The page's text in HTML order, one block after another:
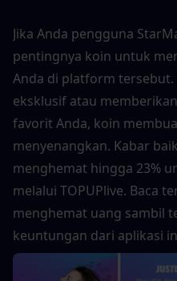
Jika Anda pengguna
pentingnya koin untuk
Anda di platform
eksklusif atau
favorit Anda, koin
menyenangkan. Kabar
menghemat hingga 23%
melalui TOPUPlive. Baca
menghemat uang sambil
keuntungan dari aplikasi